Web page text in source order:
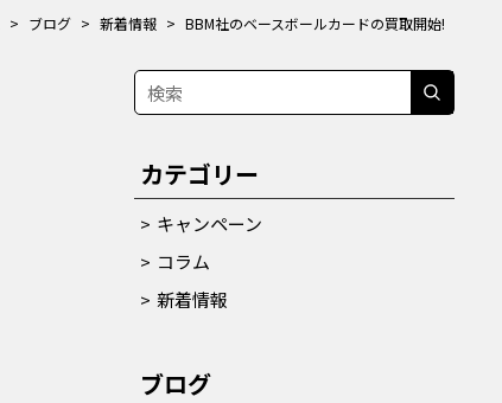
> ブログ > 新着情報 > BBM社のベースボールカードの買取開始!
カテゴリー
キャンペーン
コラム
新着情報
ブログ